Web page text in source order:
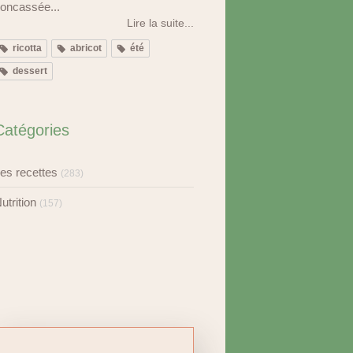
Lire la suite...
ricotta abricot été
dessert
recettes (283)
(157)